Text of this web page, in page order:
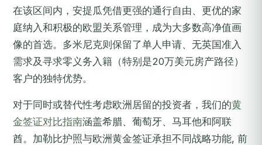
在该区间内，安提瓜凭借更强的通行自由、更优的家
庭纳入和积极的欧盟关系管理，成为大多数高净值画
像的首选。多米尼克则保留了单人申请、无英国准入
需求及寻求零义务入籍（特别是20万美元房产路径）
客户的独特优势。
对于同时或替代性考虑欧洲居留的投资者，我们的黄
金签证对比指南涵盖希腊、葡萄牙、马耳他和阿联
酋。加勒比护照与欧洲黄金签证承担不同战略功能, 前